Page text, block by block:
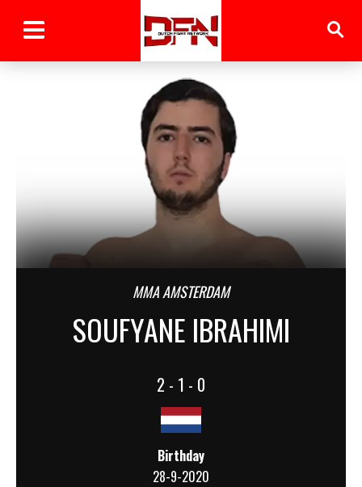
MMA AMSTERDAM
SOUFYANE IBRAHIMI
2 - 1 - 0
Birthday
28-9-2020